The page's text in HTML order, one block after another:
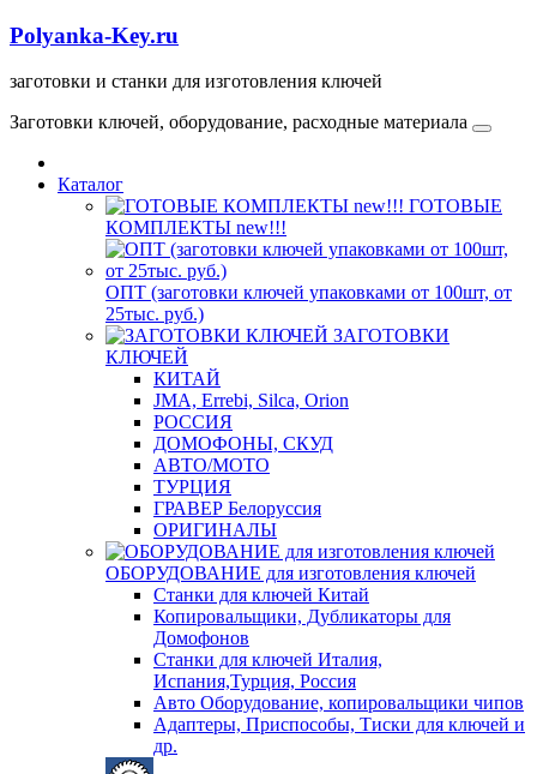
Polyanka-Key.ru
заготовки и станки для изготовления ключей
Заготовки ключей, оборудование, расходные материала
Каталог
ГОТОВЫЕ
КОМПЛЕКТЫ new!!!
ОПТ (заготовки ключей упаковками от 100шт, от
25тыс. руб.)
ЗАГОТОВКИ
КЛЮЧЕЙ
КИТАЙ
JMA, Errebi, Silca, Orion
РОССИЯ
ДОМОФОНЫ, СКУД
ABTO/МОТО
ТУРЦИЯ
ГРАВЕР Белоруссия
ОРИГИНАЛЫ
ОБОРУДОВАНИЕ для изготовления ключей
Станки для ключей Китай
Копировальщики, Дубликаторы для
Домофонов
Станки для ключей Италия,
Испания,Турция, Россия
Авто Оборудование, копировальщики чипов
Адаптеры, Приспособы, Тиски для ключей и
др.